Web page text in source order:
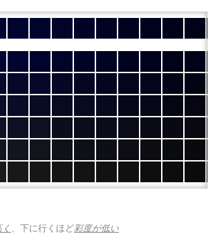
、下に行くほど彩度が低い